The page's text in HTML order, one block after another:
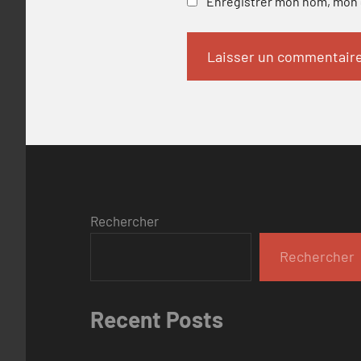
Rechercher
Rechercher
Recent Posts